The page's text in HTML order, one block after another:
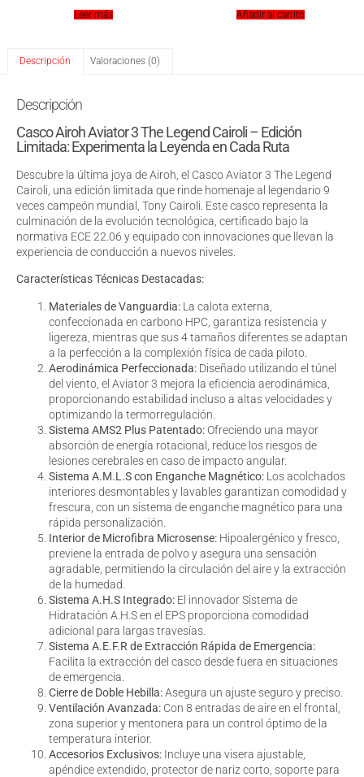
Leer más Añadir al carrito
Descripción Valoraciones (0)
Descripción
Casco Airoh Aviator 3 The Legend Cairoli – Edición
Limitada: Experimenta la Leyenda en Cada Ruta
Descubre la última joya de Airoh, el Casco Aviator 3 The Legend
Cairoli, una edición limitada que rinde homenaje al legendario 9
veces campeón mundial, Tony Cairoli. Este casco representa la
culminación de la evolución tecnológica, certificado bajo la
normativa ECE 22.06 y equipado con innovaciones que llevan la
experiencia de conducción a nuevos niveles.
Características Técnicas Destacadas:
Materiales de Vanguardia: La calota externa,
confeccionada en carbono HPC, garantiza resistencia y
ligereza, mientras que sus 4 tamaños diferentes se adaptan
a la perfección a la complexión física de cada piloto.
Aerodinámica Perfeccionada: Diseñado utilizando el túnel
del viento, el Aviator 3 mejora la eficiencia aerodinámica,
proporcionando estabilidad incluso a altas velocidades y
optimizando la termorregulación.
Sistema AMS2 Plus Patentado:Ofreciendo una mayor
absorción de energía rotacional, reduce los riesgos de
lesiones cerebrales en caso de impacto angular.
Sistema A.M.L.S con Enganche Magnético: Los acolchados
interiores desmontables y lavables garantizan comodidad y
frescura, con un sistema de enganche magnético para una
rápida personalización.
Interior de Microfibra Microsense: Hipoalergénico y fresco,
previene la entrada de polvo y asegura una sensación
agradable, permitiendo la circulación del aire y la extracción
de la humedad.
Sistema A.H.S Integrado: El innovador Sistema de
Hidratación A.H.S en el EPS proporciona comodidad
adicional para largas travesías.
Sistema A.E.F.R de Extracción Rápida de Emergencia:
Facilita la extracción del casco desde fuera en situaciones
de emergencia.
Cierre de Doble Hebilla:Asegura un ajuste seguro y preciso.
Ventilación Avanzada: Con 8 entradas de aire en el frontal,
zona superior y mentonera para un control óptimo de la
temperatura interior.
Accesorios Exclusivos: Incluye una visera ajustable,
apéndice extendido, protector de nariz corto, soporte para